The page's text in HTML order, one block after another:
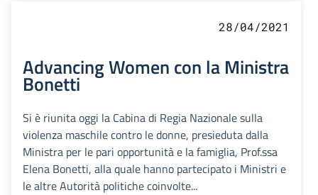
28/04/2021
Advancing Women con la Ministra
Bonetti
Si è riunita oggi la Cabina di Regia Nazionale sulla
violenza maschile contro le donne, presieduta dalla
Ministra per le pari opportunità e la famiglia, Prof.ssa
Elena Bonetti, alla quale hanno partecipato i Ministri e
le altre Autorità politiche coinvolte...